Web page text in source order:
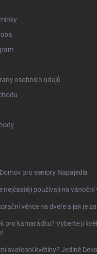
osobních údajů
pro seniory Napajedla
nejčastěji používají na vánoční
věnce na dveře a jak je
pro kamarádku? Vyberte ji
svatební květiny? Jedině